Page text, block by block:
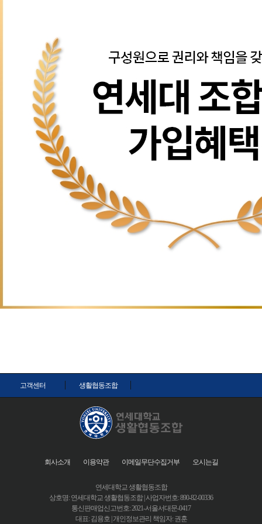
고객센터 생활협동조합
회사소개 이용약관 이메일무단수집거부 오시는길
연세대학교 생활협동조합
상호명: 연세대학교 생활협동조합 | 사업자번호: 890-82-00336
통신판매업신고번호: 2021-서울서대문-0417
대표: 김용호 | 개인정보관리 책임자: 권훈